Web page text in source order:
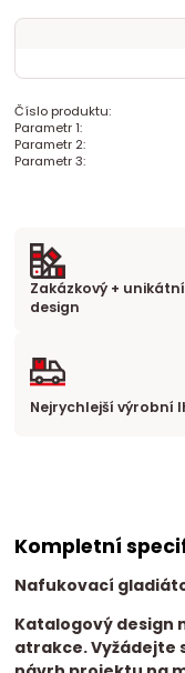
Číslo produktu:
Parametr 1:
Parametr 2:
Parametr 3:
Zakázkový + unikátní
design
Nejrychlejší výrobní
Kompletní
Nafukovací
Katalogový design
atrakce. Vyžádejte